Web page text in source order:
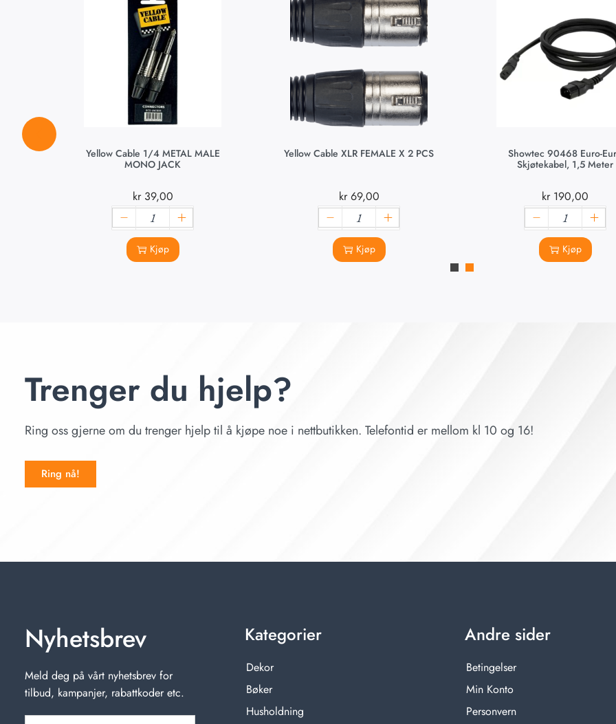
Yellow Cable 1/4 METAL MALE
MONO JACK
kr39,00
Kjøp
Yellow Cable XLR FEMALE X 2 PCS
kr69,00
Kjøp
Showtec 90468 Euro-
Skjøtekabel, 1,5 Meter
kr190,00
Kjøp
Trenger du hjelp?
Ring oss gjerne om du trenger hjelp til å kjøpe noe i nettbutikken. Telefontid er mellom kl 10 og 16!
Ring nå!
Nyhetsbrev
Meld deg på vårt nyhetsbrev for
tilbud, kampanjer, rabattkoder etc.
Kategorier
Dekor
Bøker
Husholdning
Andre sider
Betingelser
Min Konto
Personvern